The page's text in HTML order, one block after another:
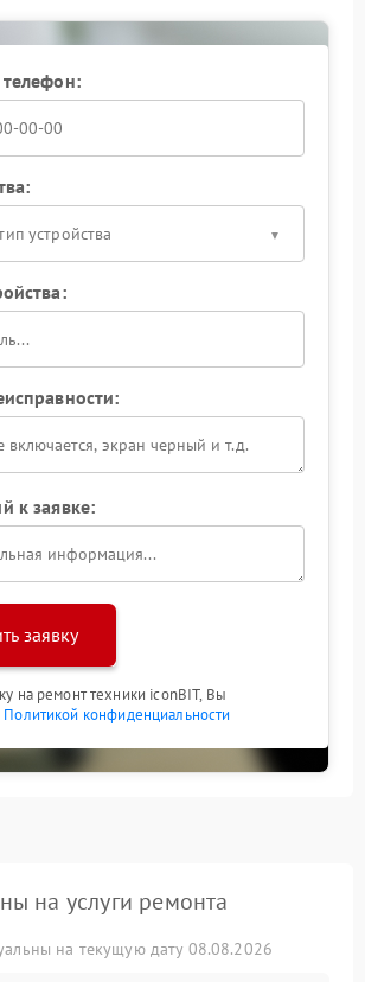
устройства
к заявке:
заявку
на ремонт техники iconBIT, Вы
Политикой конфиденциальности
на услуги ремонта
на текущую дату 08.08.2026